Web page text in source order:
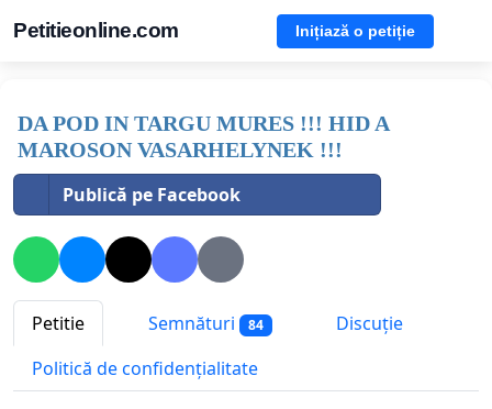
Petitieonline.com Inițiază o petiție
DA POD IN TARGU MURES !!! HID A
MAROSON VASARHELYNEK !!!
Publică pe Facebook
Petitie Semnături 84
Discuție
Politică de confidențialitate